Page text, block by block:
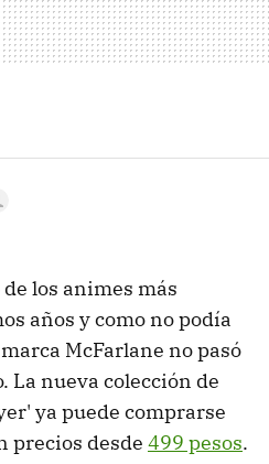
los animes más
años y como no podía
McFarlane no pasó
La nueva colección de
ya puede comprarse
precios desde 499 pesos.